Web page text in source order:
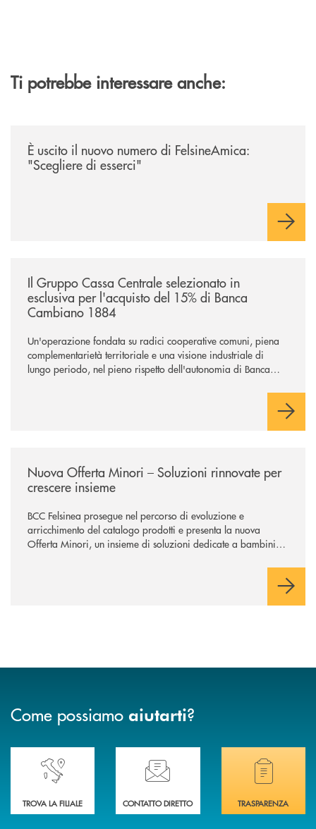
Ti potrebbe interessare anche:
È uscito il nuovo numero di FelsineAmica:
"Scegliere di esserci"
Il Gruppo Cassa Centrale selezionato in
esclusiva per l'acquisto del 15% di Banca
Cambiano 1884
Un'operazione fondata su radici cooperative comuni, piena
complementarietà territoriale e una visione industriale di
lungo periodo, nel pieno rispetto dell'autonomia di Banca
negoziazione esclusiva per la finalizzazione dell’operazione.
Nuova Offerta Minori – Soluzioni rinnovate per
crescere insieme
BCC Felsinea prosegue nel percorso di evoluzione e
arricchimento del catalogo prodotti e presenta la nuova
Offerta Minori, un insieme di soluzioni dedicate a bambini e
sviluppo di una relazione consapevole con il denaro, sempre
Come possiamo aiutarti?
Accedi all' elenco completo delle nostre&nbsp; filiali .
TROVA LA FILIALE
Ti serve assistenza immediata? Contattaci!
CONTATTO DIRETTO
Hai bisogno di
TRASPARENZA